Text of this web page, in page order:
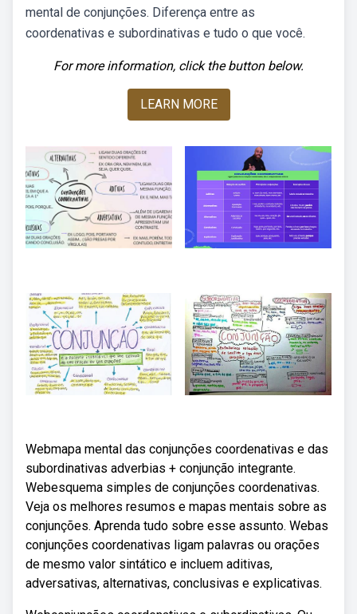
mental de conjunções. Diferença entre as
coordenativas e subordinativas e tudo o que você.
For more information, click the button below.
LEARN MORE
Webmapa mental das conjunções coordenativas e das
subordinativas adverbias + conjunção integrante.
Webesquema simples de conjunções coordenativas.
Veja os melhores resumos e mapas mentais sobre as
conjunções. Aprenda tudo sobre esse assunto. Webas
conjunções coordenativas ligam palavras ou orações
de mesmo valor sintático e incluem aditivas,
adversativas, alternativas, conclusivas e explicativas.